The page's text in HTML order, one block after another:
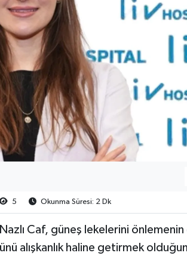
5 Okunma Süresi: 2 Dk
Caf, güneş lekelerini önlemenin
alışkanlık haline getirmek